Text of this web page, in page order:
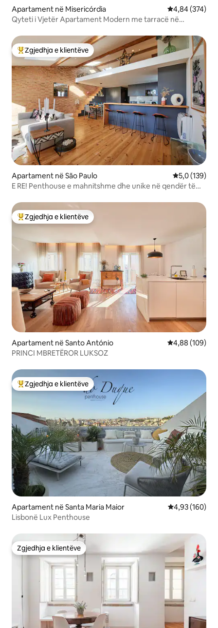
Apartament në Misericórdia Vlerësimi
4,84 (374)
Qyteti i Vjetër Apartament Modern me tarracë në
Më të mirat e zgjedhjeve të klientëve
Zgjedhja e klientëve
Apartament në São Paulo Vlerësimi
5,0 (139)
E RE! Penthouse e mahnitshme dhe unike në qendër të
Më të mirat e zgjedhjeve të klientëve
Zgjedhja e klientëve
Apartament në Santo António Vlerësimi
4,88 (109)
PRINCI MBRETËROR LUKSOZ
Më të mirat e zgjedhjeve të klientëve
Zgjedhja e klientëve
Apartament në Santa Maria Maior Vlerësimi
4,93 (160)
Lisbonë Lux Penthouse
Zgjedhja e klientëve
Zgjedhja e klientëve